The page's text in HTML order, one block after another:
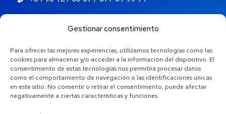
Gestionar consentimiento
Para ofrecer las mejores experiencias, utilizamos tecnologías como las
cookies para almacenar y/o acceder a la información del dispositivo. El
consentimiento de estas tecnologías nos permitirá procesar datos
como el comportamiento de navegación o las identificaciones únicas
en este sitio. No consentir o retirar el consentimiento, puede afectar
negativamente a ciertas características y funciones.